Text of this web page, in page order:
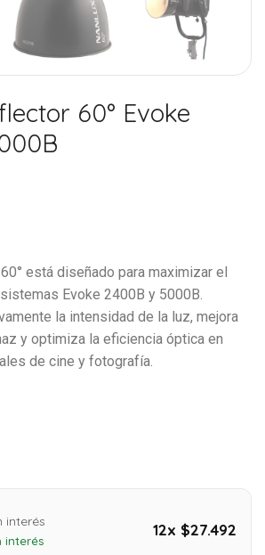
60° Evoke
está diseñado para maximizar el
Evoke 2400B y 5000B.
la intensidad de la luz, mejora
y optimiza la eficiencia óptica en
de cine y fotografía.
interés
interés
12x $27.492